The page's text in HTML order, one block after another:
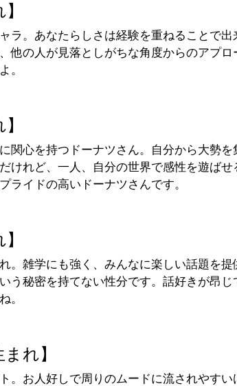
ラ。あなたらしさは経験を重ねることで
の人が見落としがちな角度からのアプロ
。
関心を持つドーナツさん。自分から大勢を
けれど、一人、自分の世界で感性を遊ば
ライドの高いドーナツさんです。
。雑学にも強く、みんなに楽しい話題を提
う秘密を持てない性分です。話好きが昂
。
れ】
。お人好しで周りのムードに流されやす